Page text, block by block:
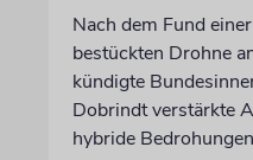
Nach dem Fund
bestückten Drohne
kündigte
Dobrindt verstärkte
hybride